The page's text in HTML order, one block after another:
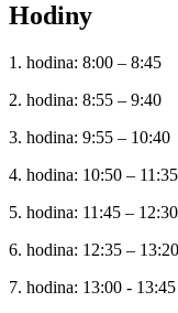
Hodiny
1. hodina: 8:00 – 8:45
2. hodina: 8:55 – 9:40
3. hodina: 9:55 – 10:40
4. hodina: 10:50 – 11:35
5. hodina: 11:45 – 12:30
6. hodina: 12:35 – 13:20
7. hodina: 13:00 - 13:45